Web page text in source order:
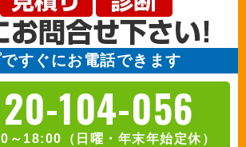
すぐにお電話できます
104-056
～18:00（日曜・年末年始定休）